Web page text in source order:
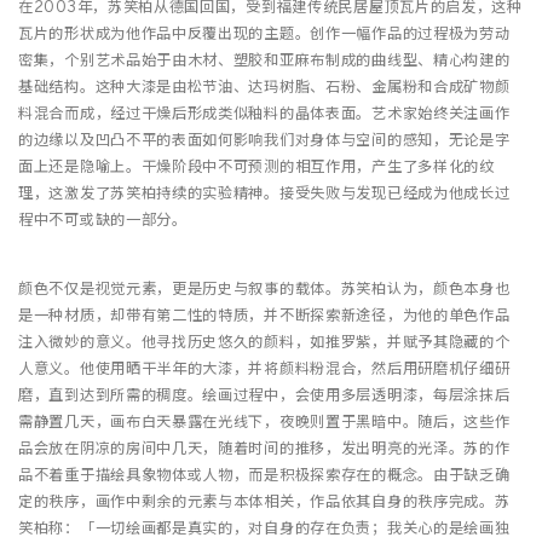
在2003年，苏笑柏从德国回国，受到福建传统民居屋顶瓦片的启发，这种
瓦片的形状成为他作品中反覆出现的主题。创作一幅作品的过程极为劳动
密集，个别艺术品始于由木材、塑胶和亚麻布制成的曲线型、精心构建的
基础结构。这种大漆是由松节油、达玛树脂、石粉、金属粉和合成矿物颜
料混合而成，经过干燥后形成类似釉料的晶体表面。艺术家始终关注画作
的边缘以及凹凸不平的表面如何影响我们对身体与空间的感知，无论是字
面上还是隐喻上。干燥阶段中不可预测的相互作用，产生了多样化的纹
理，这激发了苏笑柏持续的实验精神。接受失败与发现已经成为他成长过
程中不可或缺的一部分。
颜色不仅是视觉元素，更是历史与叙事的载体。苏笑柏认为，颜色本身也
是一种材质，却带有第二性的特质，并不断探索新途径，为他的单色作品
注入微妙的意义。他寻找历史悠久的颜料，如推罗紫，并赋予其隐藏的个
人意义。他使用晒干半年的大漆，并将颜料粉混合，然后用研磨机仔细研
磨，直到达到所需的稠度。绘画过程中，会使用多层透明漆，每层涂抹后
需静置几天，画布白天暴露在光线下，夜晚则置于黑暗中。随后，这些作
品会放在阴凉的房间中几天，随着时间的推移，发出明亮的光泽。苏的作
品不着重于描绘具象物体或人物，而是积极探索存在的概念。由于缺乏确
定的秩序，画作中剩余的元素与本体相关，作品依其自身的秩序完成。苏
笑柏称：「一切绘画都是真实的，对自身的存在负责；我关心的是绘画独